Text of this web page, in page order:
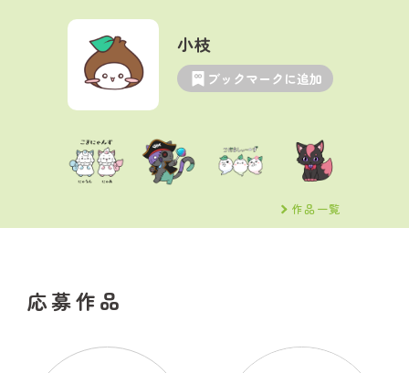
小枝
ブックマークに追加
作品一覧
応募作品